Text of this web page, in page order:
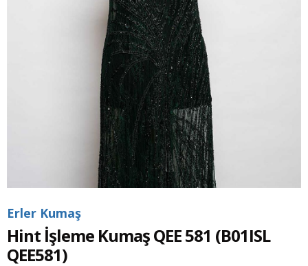
Erler Kumaş
Hint İşleme Kumaş QEE 581 (B01ISL
QEE581)